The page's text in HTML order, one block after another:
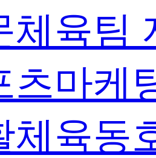
체육팀
츠마케
체육동